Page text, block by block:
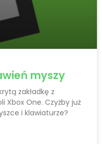
myszy
zakładkę z
Xbox One. Czyżby już
i klawiaturze?